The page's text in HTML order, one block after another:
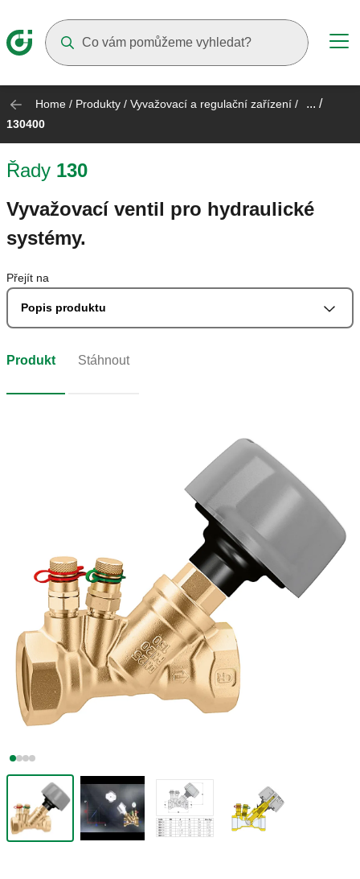
Home / Produkty / Vyvažovací a regulační zařízení / ... /
130400
Řady 130
Vyvažovací ventil pro hydraulické
systémy.
Přejít na
Popis produktu
Produkt Stáhnout